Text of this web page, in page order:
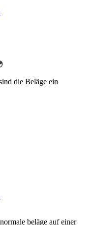
die Beläge ein
beläge auf einer